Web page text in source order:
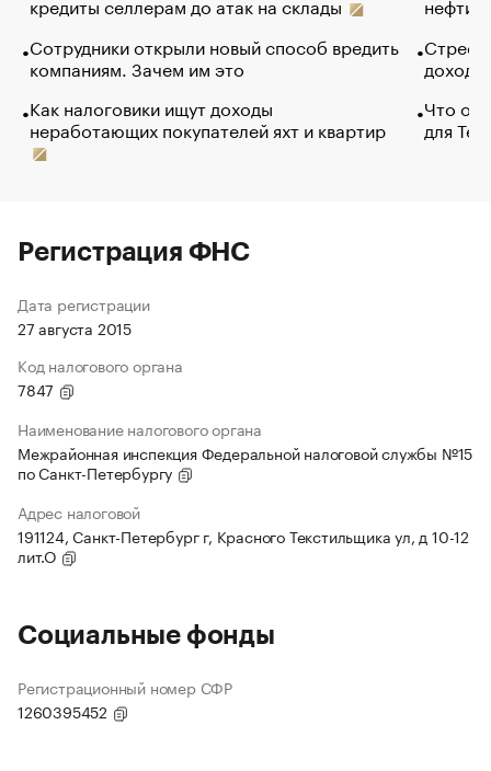
Сотрудники открыли новый способ вредить
компаниям. Зачем им это
Как налоговики ищут доходы
неработающих покупателей яхт и квартир
Что
для
Регистрация ФНС
Дата регистрации
27 августа 2015
Код налогового органа
7847
Наименование налогового органа
Межрайонная инспекция Федеральной налоговой службы №15
по Санкт-Петербургу
Адрес налоговой
191124, Санкт-Петербург г, Красного Текстильщика ул, д 10-12
лит.О
Социальные фонды
Регистрационный номер СФР
1260395452